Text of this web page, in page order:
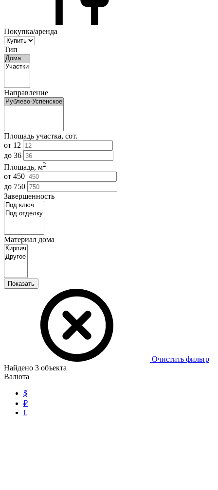
Покупка/аренда
Тип
Направление
Площадь участка, сот.
от 12
до 36
Площадь, м2
от 450
до 750
Завершенность
Материал дома
Показать
Очистить фильтр
Найдено 3 объекта
Валюта
$
₽
€